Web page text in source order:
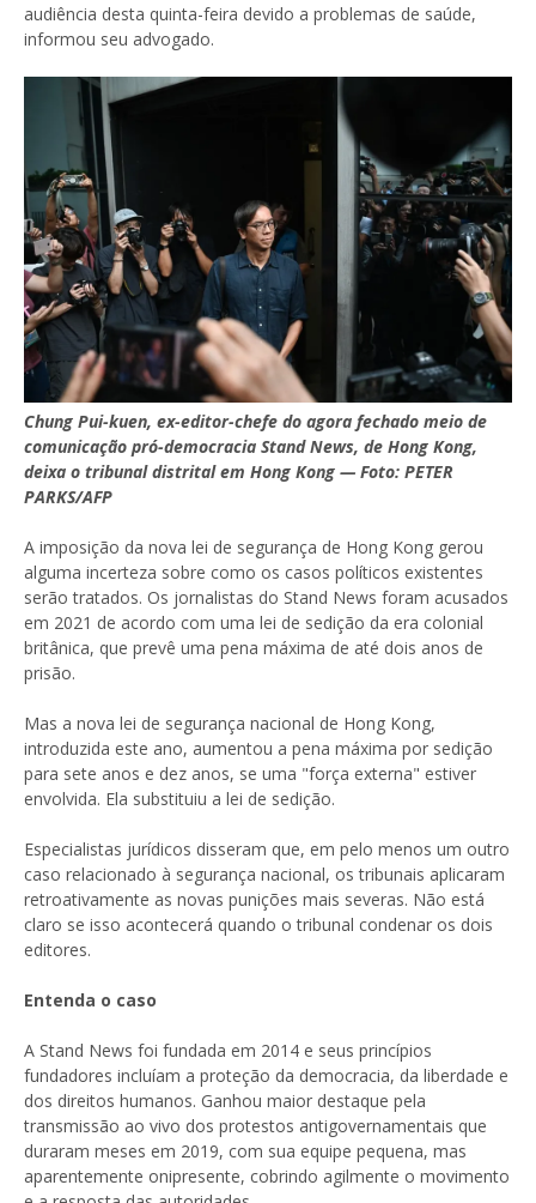
audiência desta quinta-feira devido a problemas de saúde,
informou seu advogado.
Chung Pui-kuen, ex-editor-chefe do agora fechado meio de
comunicação pró-democracia Stand News, de Hong Kong,
deixa o tribunal distrital em Hong Kong — Foto: PETER
PARKS/AFP
A imposição da nova lei de segurança de Hong Kong gerou
alguma incerteza sobre como os casos políticos existentes
serão tratados. Os jornalistas do Stand News foram acusados
em 2021 de acordo com uma lei de sedição da era colonial
britânica, que prevê uma pena máxima de até dois anos de
prisão.
Mas a nova lei de segurança nacional de Hong Kong,
introduzida este ano, aumentou a pena máxima por sedição
para sete anos e dez anos, se uma "força externa" estiver
envolvida. Ela substituiu a lei de sedição.
Especialistas jurídicos disseram que, em pelo menos um outro
caso relacionado à segurança nacional, os tribunais aplicaram
retroativamente as novas punições mais severas. Não está
claro se isso acontecerá quando o tribunal condenar os dois
editores.
Entenda o caso
A Stand News foi fundada em 2014 e seus princípios
fundadores incluíam a proteção da democracia, da liberdade e
dos direitos humanos. Ganhou maior destaque pela
transmissão ao vivo dos protestos antigovernamentais que
duraram meses em 2019, com sua equipe pequena, mas
aparentemente onipresente, cobrindo agilmente o movimento